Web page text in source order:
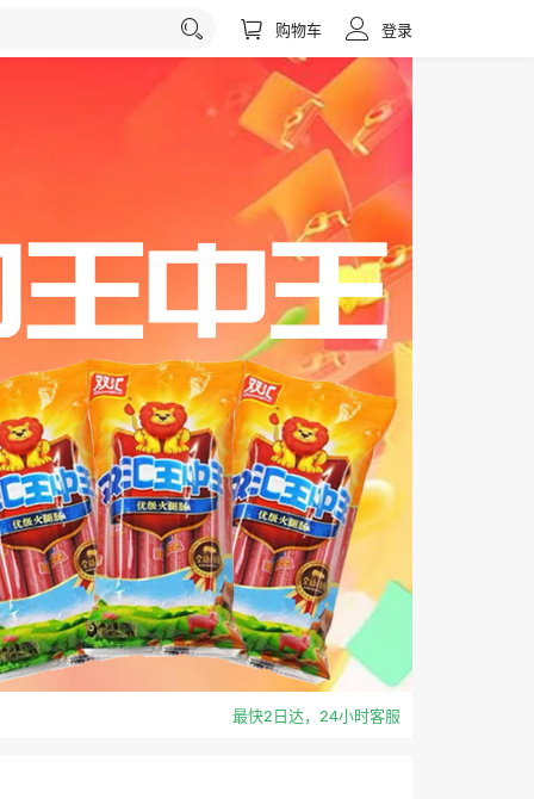
购物车 登录
最快2日达，24小时客服